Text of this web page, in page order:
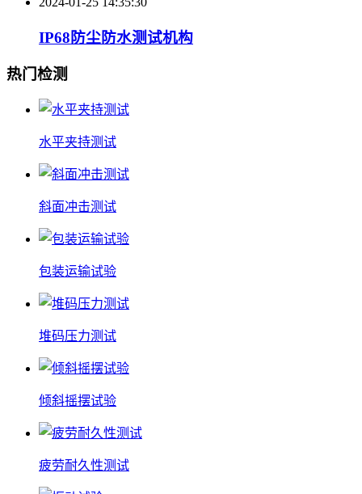
IP68防尘防水测试机构
热门检测
水平夹持测试
斜面冲击测试
包装运输试验
堆码压力测试
倾斜摇摆试验
疲劳耐久性测试